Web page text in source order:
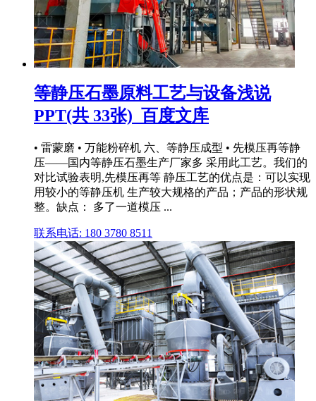
等静压石墨原料工艺与设备浅说
PPT(共 33张)_百度文库
• 雷蒙磨 • 万能粉碎机 六、等静压成型 • 先模压再等静
压——国内等静压石墨生产厂家多 采用此工艺。我们的
对比试验表明,先模压再等 静压工艺的优点是：可以实现
用较小的等静压机 生产较大规格的产品；产品的形状规
整。缺点： 多了一道模压 ...
联系电话: 180 3780 8511